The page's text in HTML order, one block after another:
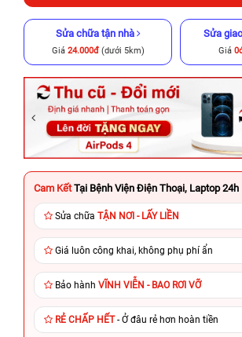
Sửa chữa tận nhà
Giá 24.000đ(dưới 5km)
Sửa
Giá
Cam Kết Tại Bệnh Viện Điện Thoại, Laptop 24h
Sửa chữa TẬN NƠI - LẤY LIỀN
Giá luôn công khai, không phụ phí ẩn
Bảo hành VĨNH VIỄN - BAO RƠI VỠ
RẺ CHẤP HẾT- Ở đâu rẻ hơn hoàn tiền